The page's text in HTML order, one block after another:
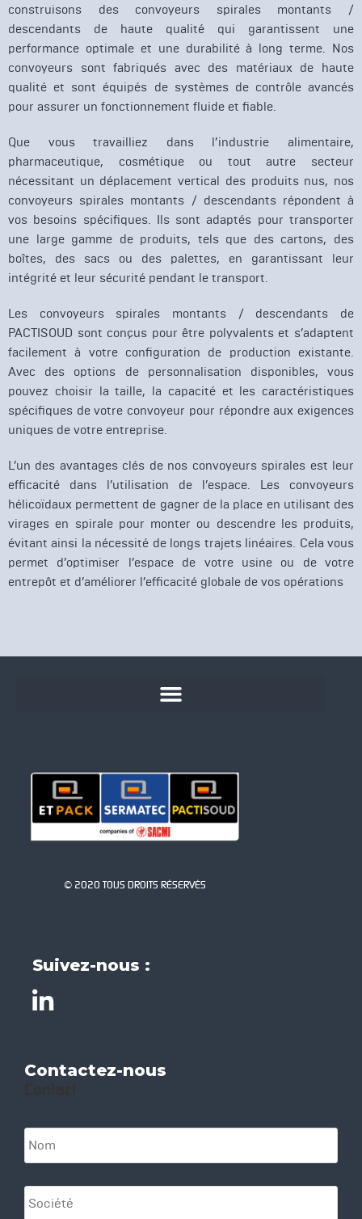
construisons des convoyeurs spirales montants /
descendants de haute qualité qui garantissent une
performance optimale et une durabilité à long terme. Nos
convoyeurs sont fabriqués avec des matériaux de haute
qualité et sont équipés de systèmes de contrôle avancés
pour assurer un fonctionnement fluide et fiable.
Que vous travailliez dans l’industrie alimentaire,
pharmaceutique, cosmétique ou tout autre secteur
nécessitant un déplacement vertical des produits nus, nos
convoyeurs spirales montants / descendants répondent à
vos besoins spécifiques. Ils sont adaptés pour transporter
une large gamme de produits, tels que des cartons, des
boîtes, des sacs ou des palettes, en garantissant leur
intégrité et leur sécurité pendant le transport.
Les convoyeurs spirales montants / descendants de
PACTISOUD sont conçus pour être polyvalents et s’adaptent
facilement à votre configuration de production existante.
Avec des options de personnalisation disponibles, vous
pouvez choisir la taille, la capacité et les caractéristiques
spécifiques de votre convoyeur pour répondre aux exigences
uniques de votre entreprise.
L’un des avantages clés de nos convoyeurs spirales est leur
efficacité dans l’utilisation de l’espace. Les convoyeurs
hélicoïdaux permettent de gagner de la place en utilisant des
virages en spirale pour monter ou descendre les produits,
évitant ainsi la nécessité de longs trajets linéaires. Cela vous
permet d’optimiser l’espace de votre usine ou de votre
entrepôt et d’améliorer l’efficacité globale de vos opérations
© 2020 TOUS DROITS RÉSERVÉS
Suivez-nous :
Contactez-nous
N
o
S
o